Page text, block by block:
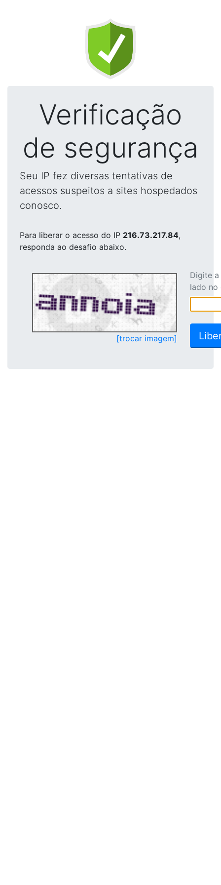
Verificação
de segurança
Seu IP fez diversas tentativas de
acessos suspeitos a sites hospedados
conosco.
Para liberar o acesso do IP 216.73.217.84,
responda ao desafio abaixo.
[trocar imagem]
Digite
lado no